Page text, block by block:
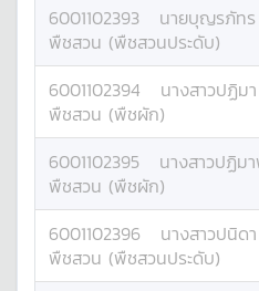
6001102393 นายบุญรภัทร
พืชสวน (พืชสวนประดับ)
6001102394 นางสาวปฏิมา
พืชสวน (พืชผัก)
6001102395 นางสาวปฏิม
พืชสวน (พืชผัก)
6001102396 นางสาวปนิดา
พืชสวน (พืชสวนประดับ)